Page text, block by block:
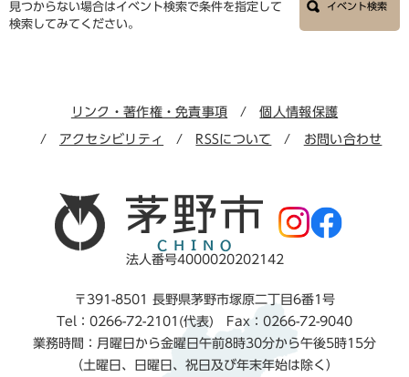
見つからない場合はイベント検索で条件を指定して
検索してみてください。
イベント検索
リンク・著作権・免責事項 個人情報保護
アクセシビリティ RSSについて お問い合わせ
法人番号4000020202142
〒391-8501 長野県茅野市塚原二丁目6番1号
Tel：0266-72-2101(代表) Fax：0266-72-9040
業務時間：月曜日から金曜日午前8時30分から午後5時15分
（土曜日、日曜日、祝日及び年末年始は除く）